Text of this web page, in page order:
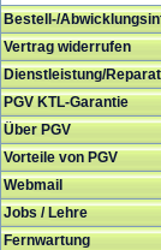
Bestell-/
Vertrag widerrufen
Dienstleistung/
PGV KTL-Garantie
Über PGV
Vorteile von PGV
Webmail
Jobs / Lehre
Fernwartung